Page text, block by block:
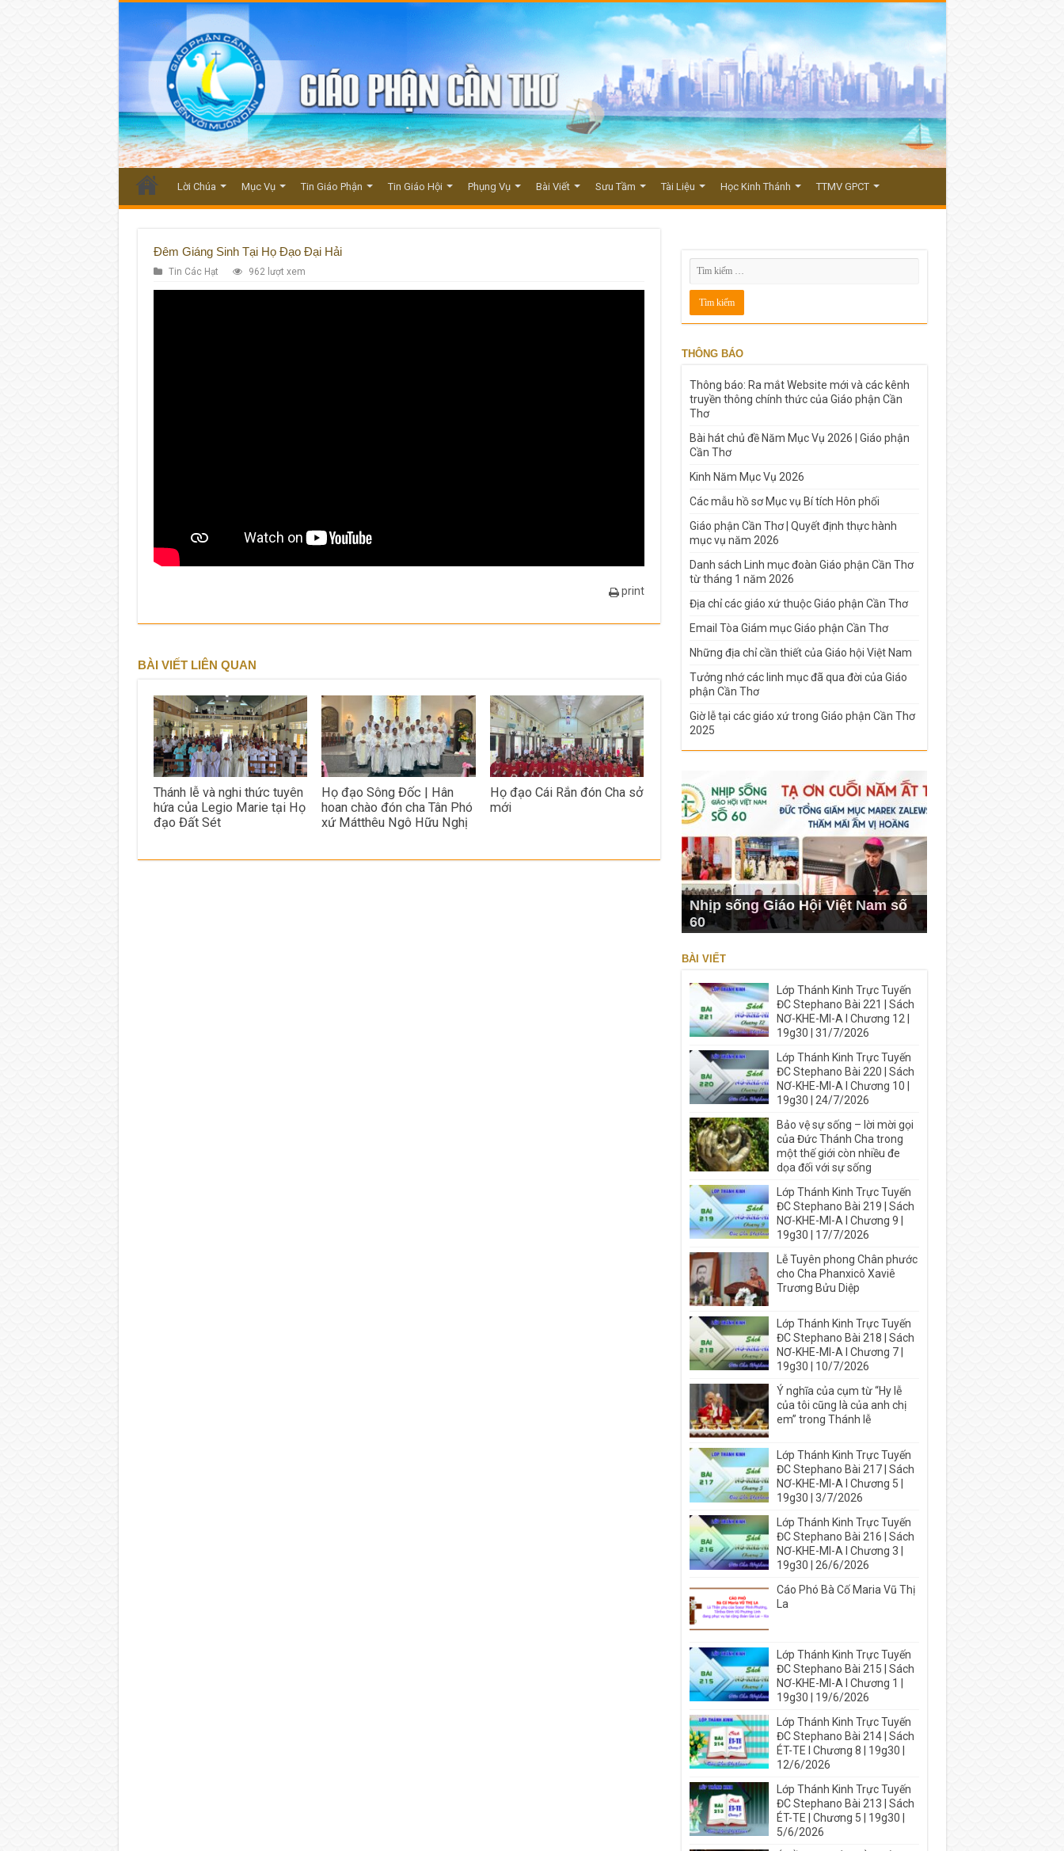
Lời Chúa Mục Vụ Tin Giáo Phận Tin Giáo Hội Phụng Vụ Bài Viết Sưu Tầm Tài Liệu Học Kinh Thánh TTMV GPCT
Đêm Giáng Sinh Tại Họ Đạo Đại Hải
Tin Các Hạt 962 lượt xem
print
BÀI VIẾT LIÊN QUAN
Thánh lễ và nghi thức tuyên
hứa của Legio Marie tại Họ
đạo Đất Sét
Họ đạo Sông Đốc | Hân
hoan chào đón cha Tân Phó
xứ Mátthêu Ngô Hữu Nghị
Họ đạo Cái Rắn đón Cha sở
mới
THÔNG BÁO
Thông báo: Ra mắt Website mới và các kênh
truyền thông chính thức của Giáo phận Cần
Thơ
Bài hát chủ đề Năm Mục Vụ 2026 | Giáo phận
Cần Thơ
Kinh Năm Mục Vụ 2026
Các mẫu hồ sơ Mục vụ Bí tích Hôn phối
Giáo phận Cần Thơ | Quyết định thực hành
mục vụ năm 2026
Danh sách Linh mục đoàn Giáo phận Cần Thơ
từ tháng 1 năm 2026
Địa chỉ các giáo xứ thuộc Giáo phận Cần Thơ
Email Tòa Giám mục Giáo phận Cần Thơ
Những địa chỉ cần thiết của Giáo hội Việt Nam
Tưởng nhớ các linh mục đã qua đời của Giáo
phận Cần Thơ
Giờ lễ tại các giáo xứ trong Giáo phận Cần Thơ
2025
Nhịp sống Giáo Hội Việt Nam số
60
BÀI VIẾT
Lớp Thánh Kinh Trực Tuyến
ĐC Stephano Bài 221 | Sách
NƠ-KHE-MI-A I Chương 12 |
19g30 | 31/7/2026
Lớp Thánh Kinh Trực Tuyến
ĐC Stephano Bài 220 | Sách
NƠ-KHE-MI-A I Chương 10 |
19g30 | 24/7/2026
Bảo vệ sự sống – lời mời gọi
của Đức Thánh Cha trong
một thế giới còn nhiều đe
dọa đối với sự sống
Lớp Thánh Kinh Trực Tuyến
ĐC Stephano Bài 219 | Sách
NƠ-KHE-MI-A I Chương 9 |
19g30 | 17/7/2026
Lễ Tuyên phong Chân phước
cho Cha Phanxicô Xaviê
Trương Bửu Diệp
Lớp Thánh Kinh Trực Tuyến
ĐC Stephano Bài 218 | Sách
NƠ-KHE-MI-A I Chương 7 |
19g30 | 10/7/2026
Ý nghĩa của cụm từ “Hy lễ
của tôi cũng là của anh chị
em” trong Thánh lễ
Lớp Thánh Kinh Trực Tuyến
ĐC Stephano Bài 217 | Sách
NƠ-KHE-MI-A I Chương 5 |
19g30 | 3/7/2026
Lớp Thánh Kinh Trực Tuyến
ĐC Stephano Bài 216 | Sách
NƠ-KHE-MI-A I Chương 3 |
19g30 | 26/6/2026
Cáo Phó Bà Cố Maria Vũ Thị
La
Lớp Thánh Kinh Trực Tuyến
ĐC Stephano Bài 215 | Sách
NƠ-KHE-MI-A I Chương 1 |
19g30 | 19/6/2026
Lớp Thánh Kinh Trực Tuyến
ĐC Stephano Bài 214 | Sách
ÉT-TE I Chương 8 | 19g30 |
12/6/2026
Lớp Thánh Kinh Trực Tuyến
ĐC Stephano Bài 213 | Sách
ÉT-TE | Chương 5 | 19g30 |
5/6/2026